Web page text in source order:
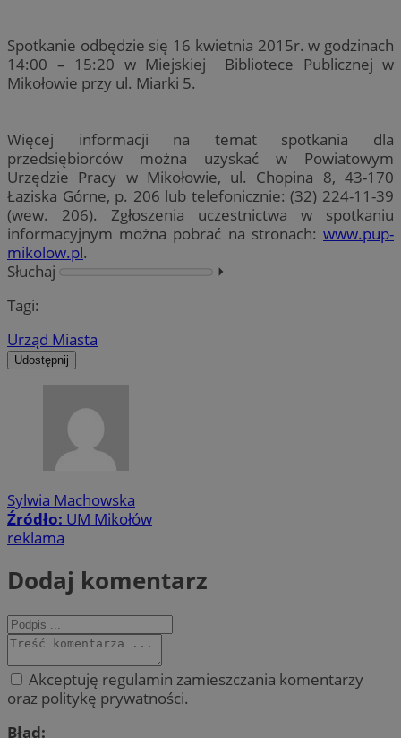
Spotkanie odbędzie się 16 kwietnia 2015r. w godzinach
14:00 – 15:20 w Miejskiej Bibliotece Publicznej w
Mikołowie przy ul. Miarki 5.
Więcej informacji na temat spotkania dla
przedsiębiorców można uzyskać w Powiatowym
Urzędzie Pracy w Mikołowie, ul. Chopina 8, 43-170
Łaziska Górne, p. 206 lub telefonicznie: (32) 224-11-39
(wew. 206). Zgłoszenia uczestnictwa w spotkaniu
informacyjnym można pobrać na stronach: www.pup-
mikolow.pl.
Słuchaj
⏵︎
Tagi:
Urząd Miasta
Udostępnij
Sylwia Machowska
Źródło: UM Mikołów
reklama
Dodaj komentarz
Akceptuję regulamin zamieszczania komentarzy
oraz politykę prywatności.
Błąd: